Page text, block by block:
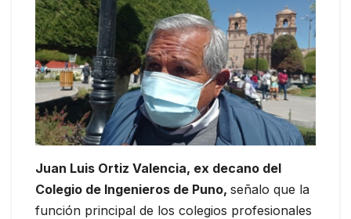
Juan Luis Ortiz Valencia, ex decano del
Colegio de Ingenieros de Puno, señalo que la
función principal de los colegios profesionales